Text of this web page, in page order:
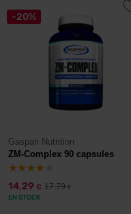
-20%
Gaspari Nutrition
ZM-Complex 90 capsules
14,29 € 17,79€
EN STOCK